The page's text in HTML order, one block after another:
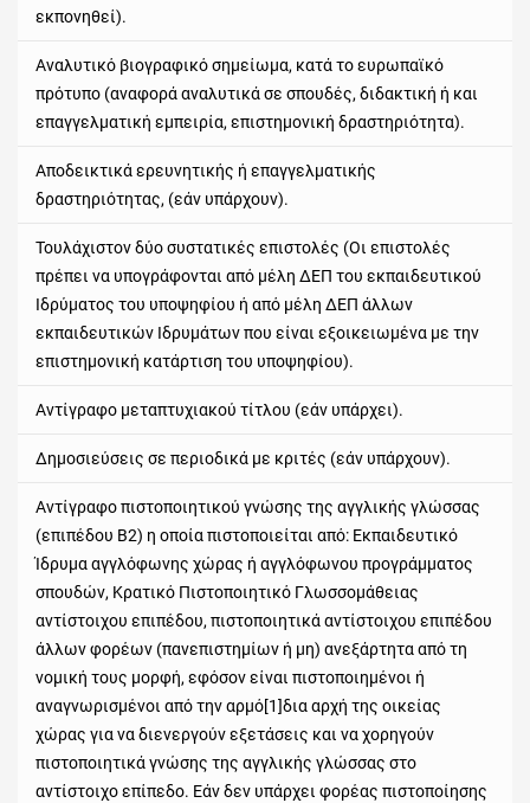
εκπονηθεί).
Αναλυτικό βιογραφικό σημείωμα, κατά το ευρωπαϊκό
πρότυπο (αναφορά αναλυτικά σε σπουδές, διδακτική ή και
επαγγελματική εμπειρία, επιστημονική δραστηριότητα).
Αποδεικτικά ερευνητικής ή επαγγελματικής
δραστηριότητας, (εάν υπάρχουν).
Τουλάχιστον δύο συστατικές επιστολές (Οι επιστολές
πρέπει να υπογράφονται από μέλη ΔΕΠ του εκπαιδευτικού
Ιδρύματος του υποψηφίου ή από μέλη ΔΕΠ άλλων
εκπαιδευτικών Ιδρυμάτων που είναι εξοικειωμένα με την
επιστημονική κατάρτιση του υποψηφίου).
Αντίγραφο μεταπτυχιακού τίτλου (εάν υπάρχει).
Δημοσιεύσεις σε περιοδικά με κριτές (εάν υπάρχουν).
Αντίγραφο πιστοποιητικού γνώσης της αγγλικής γλώσσας
(επιπέδου Β2) η οποία πιστοποιείται από: Εκπαιδευτικό
Ίδρυμα αγγλόφωνης χώρας ή αγγλόφωνου προγράμματος
σπουδών, Κρατικό Πιστοποιητικό Γλωσσομάθειας
αντίστοιχου επιπέδου, πιστοποιητικά αντίστοιχου επιπέδου
άλλων φορέων (πανεπιστημίων ή μη) ανεξάρτητα από τη
νομική τους μορφή, εφόσον είναι πιστοποιημένοι ή
αναγνωρισμένοι από την αρμό[1]δια αρχή της οικείας
χώρας για να διενεργούν εξετάσεις και να χορηγούν
πιστοποιητικά γνώσης της αγγλικής γλώσσας στο
αντίστοιχο επίπεδο. Εάν δεν υπάρχει φορέας πιστοποίησης